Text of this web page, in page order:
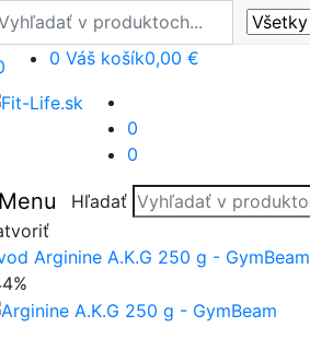
0 Váš košík0,00 €
0
0
Hľadať
Arginine A.K.G 250 g - GymBeam